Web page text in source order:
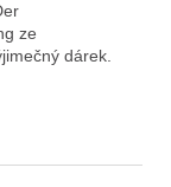
ze
dárek.